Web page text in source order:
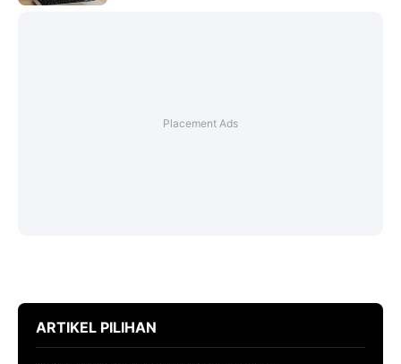
ARTIKEL PILIHAN